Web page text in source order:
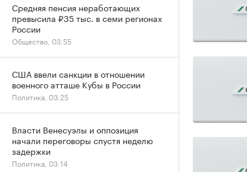
Средняя пенсия неработающих
превысила ₽35 тыс. в семи регионах
России
Общество, 03:55
США ввели санкции в отношении
военного атташе Кубы в России
Политика, 03:25
Власти Венесуэлы и оппозиция
начали переговоры спустя неделю
задержки
Политика, 03:14